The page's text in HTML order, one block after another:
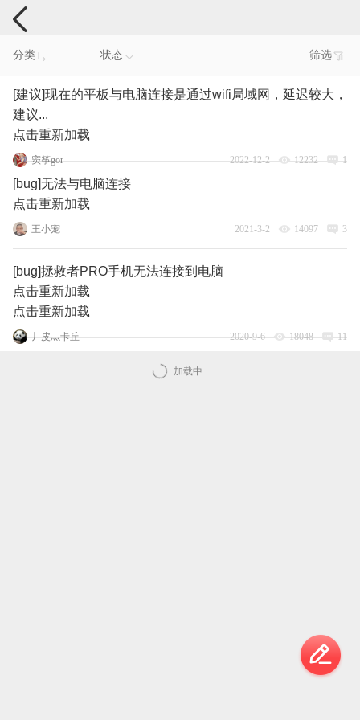
手机反馈
分类 状态 筛选
[建议]现在的平板与电脑连接是通过wifi局域网，延迟较大，
建议...
点击重新加载
窦筝gor 2022-12-2 12232 1
[bug]无法与电脑连接
点击重新加载
王小宠 2021-3-2 14097 3
[bug]拯救者PRO手机无法连接到电脑
点击重新加载
点击重新加载
丿皮灬卡丘 2020-9-6 18048 11
加载中..